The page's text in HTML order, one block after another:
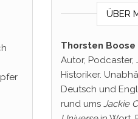
ÜBER
Thorsten Boose
Autor, Podcaster,
Historiker.
Deutsch und
rund ums Jackie